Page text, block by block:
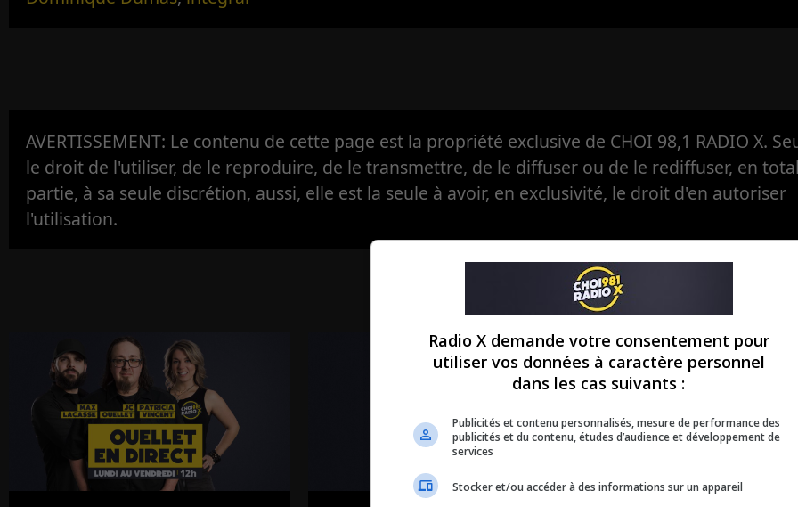
AVERTISSEMENT: Le contenu de cette page est la propriété exclusive de CHOI 98,1 RADIO X.
le droit de l'utiliser, de le reproduire, de le transmettre, de le diffuser ou de le rediffuser, en
partie, à sa seule discrétion, aussi, elle est la seule à avoir, en exclusivité, le droit d'en autoriser
l'utilisation.
Radio X demande votre consentement pour
utiliser vos données à caractère personnel
dans les cas suivants :
Publicités et contenu personnalisés, mesure de performance des
publicités et du contenu, études d’audience et développement de
services
Stocker et/ou accéder à des informations sur un appareil